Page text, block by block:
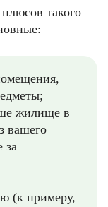
такого
жилище в
вашего
за
(к примеру,